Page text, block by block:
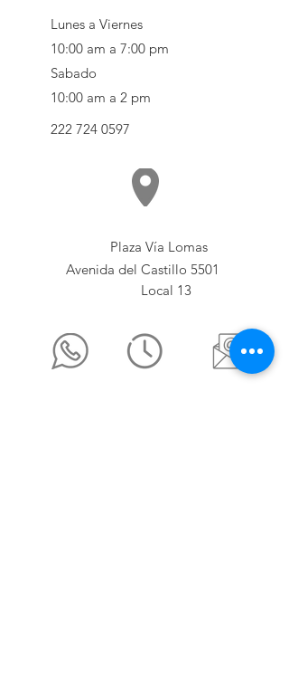
Lunes a Viernes
10:00 am a 7:00 pm
Sabado
10:00 am a 2 pm
222 724 0597
Plaza Vía Lomas
Avenida del Castillo 5501
Local 13